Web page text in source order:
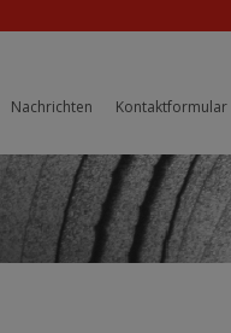
Nachrichten Kontaktformular